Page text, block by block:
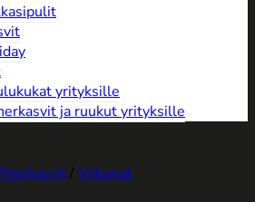
yrityksille
ja ruukut yrityksille
/ Viikunat